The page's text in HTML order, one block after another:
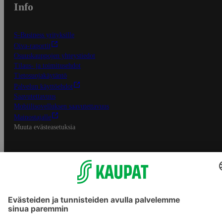
Info
S-Business yrityksille
Oiva-raportit
Osuuskauppojen yhteystiedot
Tilaus- ja toimitusehdot
Tietosuojakäytäntö
Palvelun käyttöehdot
Saavutettavuus
Mobiilisovelluksen saavutettavuus
Mainostajalle
Muuta evästeasetuksia
S-ryhmän palvelut
Asiakasomistajuus